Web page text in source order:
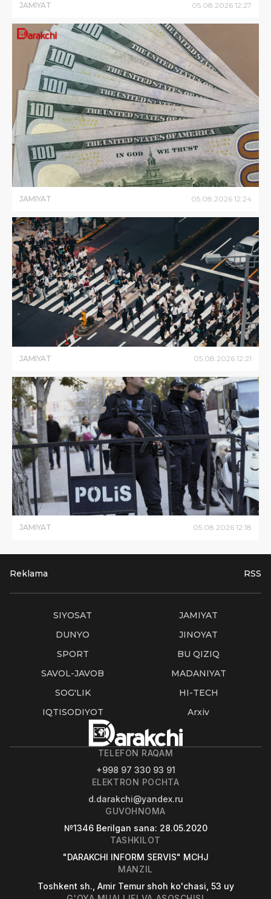
JAMIYAT 05.08.2026 12:27
JAMIYAT 05 08 2026 12:24
JAMIYAT 05 08 2026 12:21
JAMIYAT 05.08.2026 12:18
Reklama RSS
SIYOSAT
JAMIYAT
DUNYO
JINOYAT
SPORT
BU QIZIQ
SAVOL-JAVOB
MADANIYAT
SOG'LIK
HI-TECH
IQTISODIYOT
Arxiv
TELEFON RAQAM
+998 97 330 93 91
ELEKTRON POCHTA
d.darakchi@yandex.ru
GUVOHNOMA
№1346 Berilgan sana: 28.05.2020
TASHKILOT
"DARAKCHI INFORM SERVIS" MCHJ
MANZIL
Toshkent sh., Amir Temur shoh ko'chasi, 53 uy